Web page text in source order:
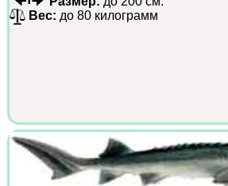
Вес: до 80 килограмм